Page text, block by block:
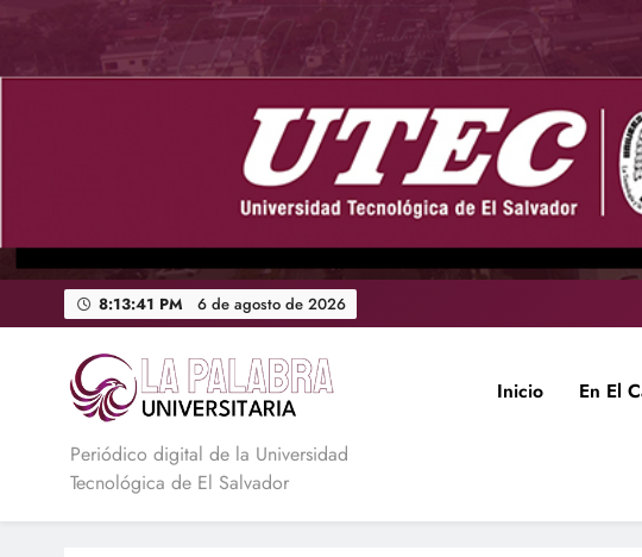
contenido
8:13:42 PM 6 de agosto de
2026
La Palabra Universitaria
Periódico digital de la Universidad
Tecnológica de El Salvador
Inicio En El